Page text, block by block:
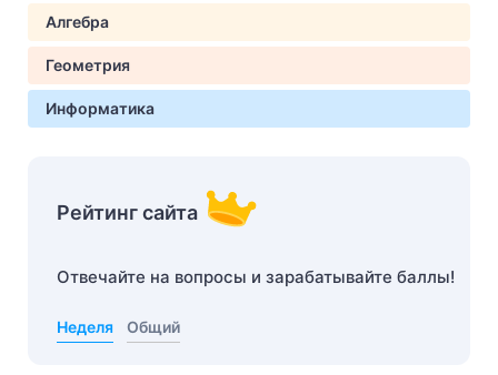
Алгебра
Геометрия
Информатика
Рейтинг сайта
Отвечайте на вопросы и зарабатывайте баллы!
Неделя Общий